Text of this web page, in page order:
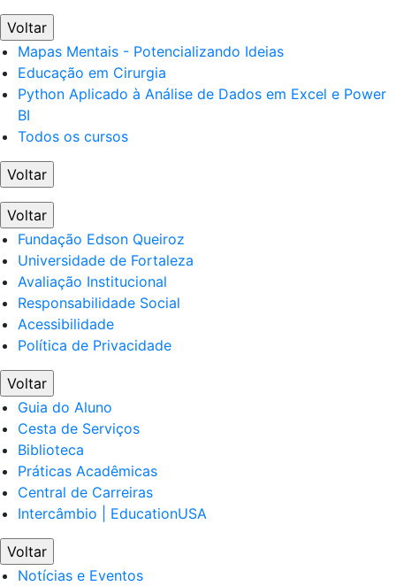
Voltar
Mapas Mentais - Potencializando Ideias
Educação em Cirurgia
Python Aplicado à Análise de Dados em Excel e Power
BI
Todos os cursos
Voltar
Voltar
Fundação Edson Queiroz
Universidade de Fortaleza
Avaliação Institucional
Responsabilidade Social
Acessibilidade
Política de Privacidade
Voltar
Guia do Aluno
Cesta de Serviços
Biblioteca
Práticas Acadêmicas
Central de Carreiras
Intercâmbio | EducationUSA
Voltar
Notícias e Eventos